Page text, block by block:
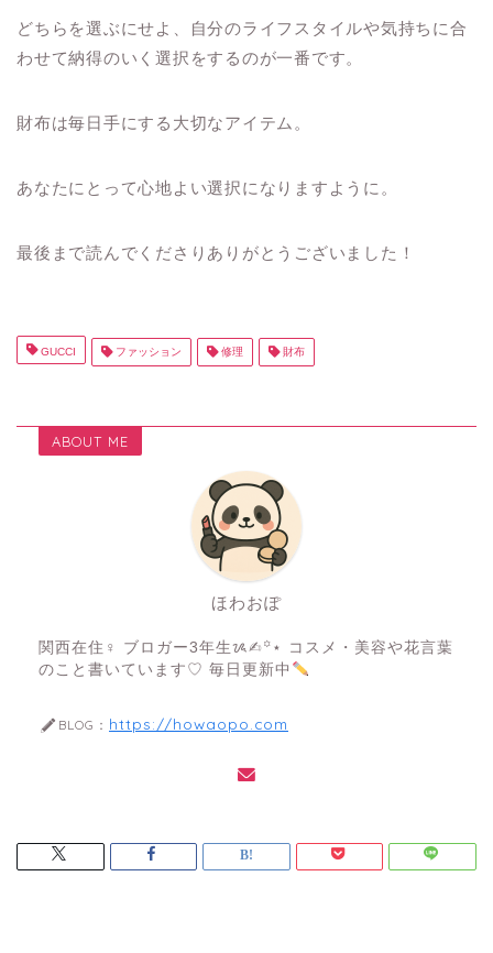
どちらを選ぶにせよ、自分のライフスタイルや気持ちに合
わせて納得のいく選択をするのが一番です。
財布は毎日手にする大切なアイテム。
あなたにとって心地よい選択になりますように。
最後まで読んでくださりありがとうございました！
GUCCI ファッション 修理 財布
ABOUT ME
ほわおぽ
関西在住♀ ブロガー3年生ᝰ✍︎꙳⋆ コスメ・美容や花言葉
のこと書いています♡ 毎日更新中
BLOG： https://howaopo.com